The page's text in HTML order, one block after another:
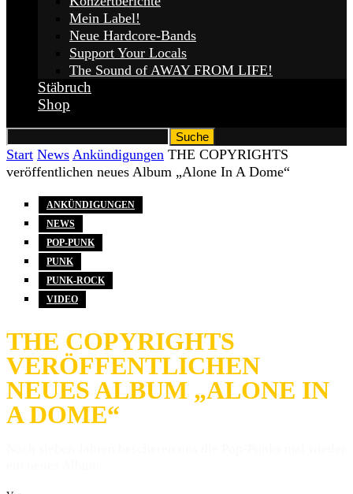
Mein Label!
Neue Hardcore-Bands
Support Your Locals
The Sound of AWAY FROM LIFE!
Stäbruch
Shop
Start News Ankündigungen THE COPYRIGHTS
veröffentlichen neues Album „Alone In A Dome“
ANKÜNDIGUNGEN
NEWS
POP-PUNK
PUNK
PUNK-ROCK
VIDEO
THE COPYRIGHTS
VERÖFFENTLICHEN
NEUES ALBUM „ALONE IN
A DOME“